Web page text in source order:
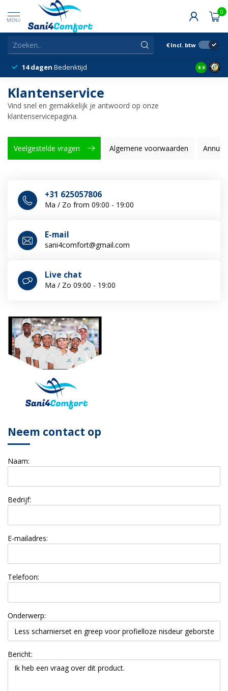
MENU
0
€ Incl. btw
14 dagen Bedenktijd Snelle
8.9
Klantenservice
Vind snel en gemakkelijk je antwoord op onze
klantenservicepagina.
Veelgestelde vragen Algemene voorwaarden
+31 625057806
Ma / Zo from 09:00 - 19:00
E-mail
sani4comfort@gmail.com
Live chat
Ma / Zo 09:00 - 19:00
Neem contact op
Naam:
Bedrijf:
E-mailadres:
Telefoon:
Onderwerp:
Bericht: